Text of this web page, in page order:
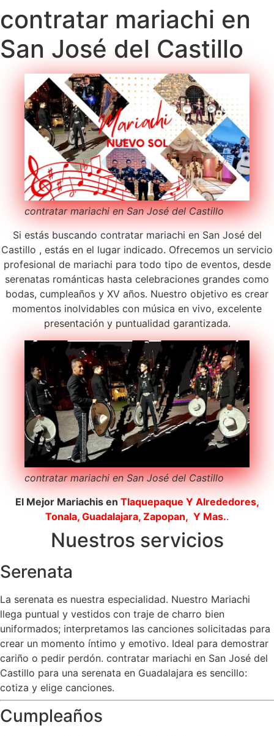
contratar mariachi en
San José del Castillo
contratar mariachi en San José del Castillo
Si estás buscando contratar mariachi en San José del
Castillo , estás en el lugar indicado. Ofrecemos un servicio
profesional de mariachi para todo tipo de eventos, desde
serenatas románticas hasta celebraciones grandes como
bodas, cumpleaños y XV años. Nuestro objetivo es crear
momentos inolvidables con música en vivo, excelente
presentación y puntualidad garantizada.
contratar mariachi en San José del Castillo
El Mejor Mariachis en Tlaquepaque Y Alrededores,
Tonala, Guadalajara, Zapopan, Y Mas..
Nuestros servicios
Serenata
La serenata es nuestra especialidad. Nuestro Mariachi
llega puntual y vestidos con traje de charro bien
uniformados; interpretamos las canciones solicitadas para
crear un momento íntimo y emotivo. Ideal para demostrar
cariño o pedir perdón. contratar mariachi en San José del
Castillo para una serenata en Guadalajara es sencillo:
cotiza y elige canciones.
Cumpleaños